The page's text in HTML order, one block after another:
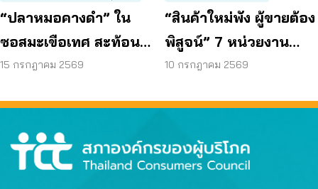
“ปลาหมอคางดำ” ใน
ซอสมะเขือเทศ สะท้อน
ช่องโหว่กฎหมายจี้ปฏิรูป
15 กรกฎาคม 2569
“สินค้าใหม่พัง ผู้ขายต้อง
พิสูจน์” 7 หน่วยงาน
พร้อมหนุนเลมอน ลอว์
10 กรกฎาคม 2569